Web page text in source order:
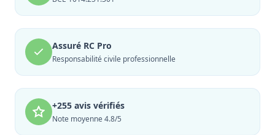
Assuré RC Pro
Responsabilité civile professionnelle
+255 avis vérifiés
Note moyenne 4.8/5